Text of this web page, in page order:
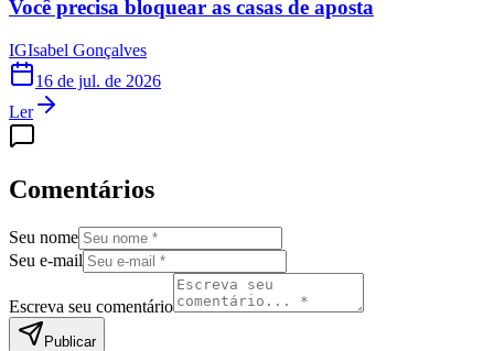
Você precisa bloquear as casas de aposta
IGIsabel Gonçalves
16 de jul. de 2026
Ler
Comentários
Seu nome
Seu e-mail
Escreva seu comentário
Publicar